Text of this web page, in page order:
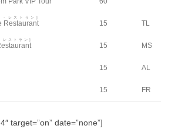
Restaurant
レストラン]
15 TL
レストラン]
15 MS
15 AL
15 FR
target=”on” date=”none”]